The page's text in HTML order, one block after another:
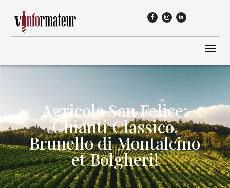
Agricola San Felice:
Chianti Classico,
Brunello di Montalcino
et Bolgheri!